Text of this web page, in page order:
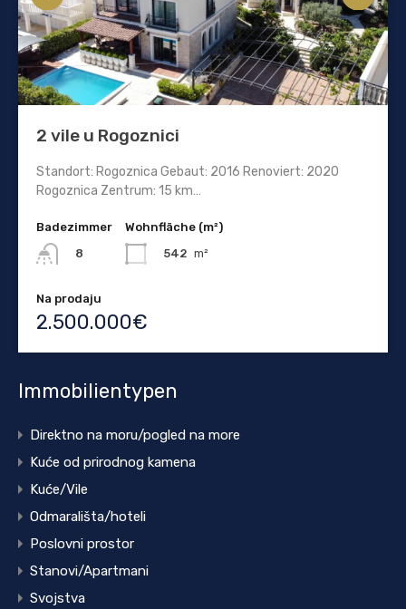
2 vile u Rogoznici
Standort: Rogoznica Gebaut: 2016 Renoviert: 2020
Rogoznica Zentrum: 15 km…
Badezimmer
8
Wohnfläche (m²)
542 m²
Na prodaju
2.500.000€
Immobilientypen
Direktno na moru/pogled na more
Kuće od prirodnog kamena
Kuće/Vile
Odmarališta/hoteli
Poslovni prostor
Stanovi/Apartmani
Svojstva